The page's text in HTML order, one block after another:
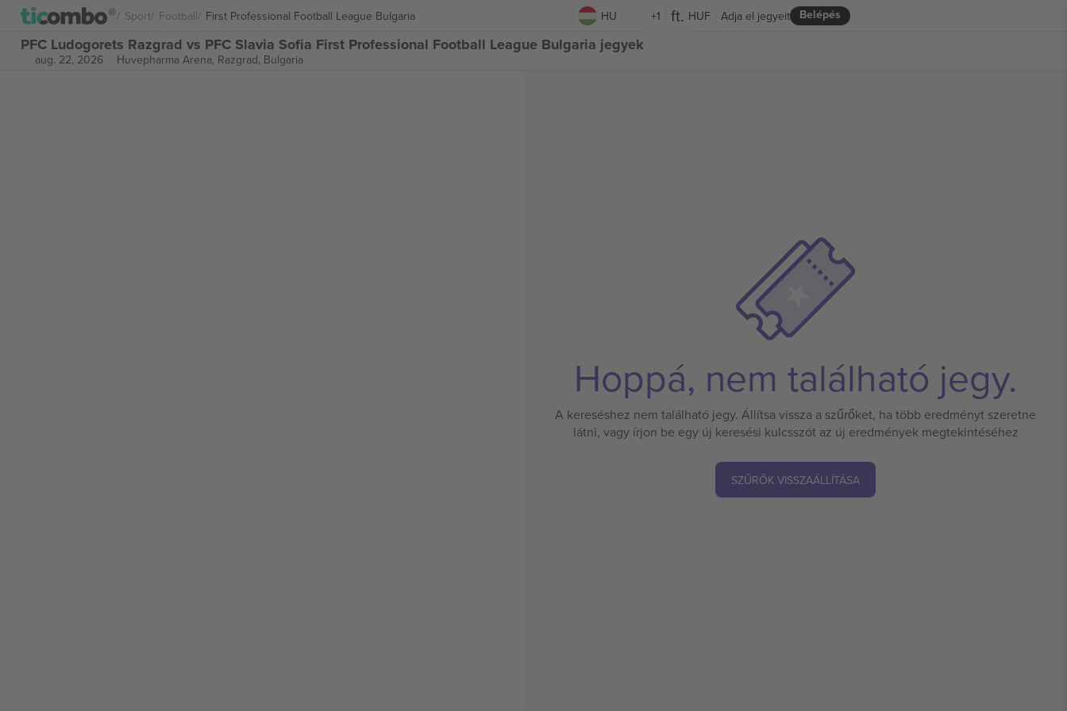
Sport Football First Professional Football League Bulgaria HU +1 HUF Belépés
Adja el jegyeit
PFC Ludogorets Razgrad vs PFC Slavia Sofia First Professional Football League Bulgaria jegyek
aug. 22, 2026 Huvepharma Arena, Razgrad, Bulgaria
Hoppá, nem található jegy.
A kereséshez nem található jegy. Állítsa vissza a szűrőket, ha több eredményt szeretne
látni, vagy írjon be egy új keresési kulcsszót az új eredmények megtekintéséhez
SZŰRŐK VISSZAÁLLÍTÁSA